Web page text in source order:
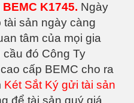
K1745. Ngày
sản ngày càng
tâm của mọi gia
đó Công Ty
cấp BEMC cho ra
Két Sắt Ký gửi tài sản
để tài sản quý giá